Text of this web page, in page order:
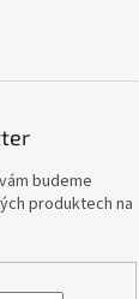
budeme
produktech na